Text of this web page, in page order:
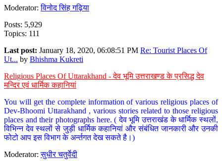
Moderator:विनोद सिंह गढ़िया
Posts: 5,929
Topics: 111
Last post: January 18, 2020, 06:08:51 PM Re: Tourist Places Of
Ut... by Bhishma Kukreti
Religious Places Of Uttarakhand - देव भूमि उत्तराखण्ड के प्रसिद्ध देव
मन्दिर एवं धार्मिक कहानियां
You will get the complete information of various religious places of
Dev-Bhoomi Uttarakhand , various stories related to those religious
places and their photographs here. ( देव भूमि उत्तराखंड के धार्मिक स्थलों,
विभिन्न देव स्थलों से जुड़ी धार्मिक कहानियां और संबंधित जानकारी और उनकी
फोटो आप इस विभाग के अर्न्तगत देख सकते है।)
Moderator:सुधीर चतुर्वेदी